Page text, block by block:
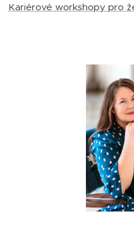
Kariérové workshopy pro